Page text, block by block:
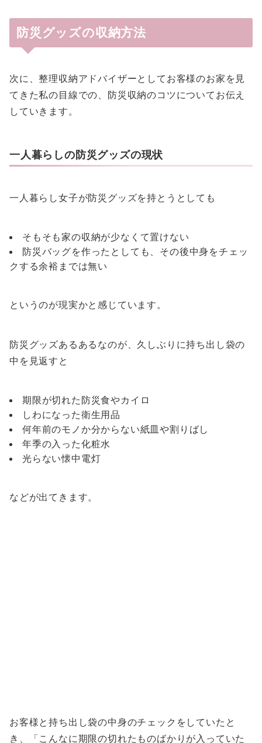
防災グッズの収納方法
次に、整理収納アドバイザーとしてお客様のお家を見
てきた私の目線での、防災収納のコツについてお伝え
していきます。
一人暮らしの防災グッズの現状
一人暮らし女子が防災グッズを持とうとしても
そもそも家の収納が少なくて置けない
防災バッグを作ったとしても、その後中身をチェッ
クする余裕までは無い
というのが現実かと感じています。
防災グッズあるあるなのが、久しぶりに持ち出し袋の
中を見返すと
期限が切れた防災食やカイロ
しわになった衛生用品
何年前のモノか分からない紙皿や割りばし
年季の入った化粧水
光らない懐中電灯
などが出てきます。
お客様と持ち出し袋の中身のチェックをしていたと
き、「こんなに期限の切れたものばかりが入っていた